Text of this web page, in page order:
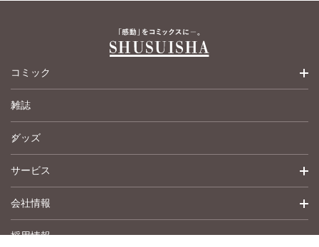
コミック
少女コミック
女性コミック
ペットコミック
青年コミック
英語版コミック
雑誌
グッズ
サービス
詳細検索
履歴
会社情報
トップメッセージ
採用情報